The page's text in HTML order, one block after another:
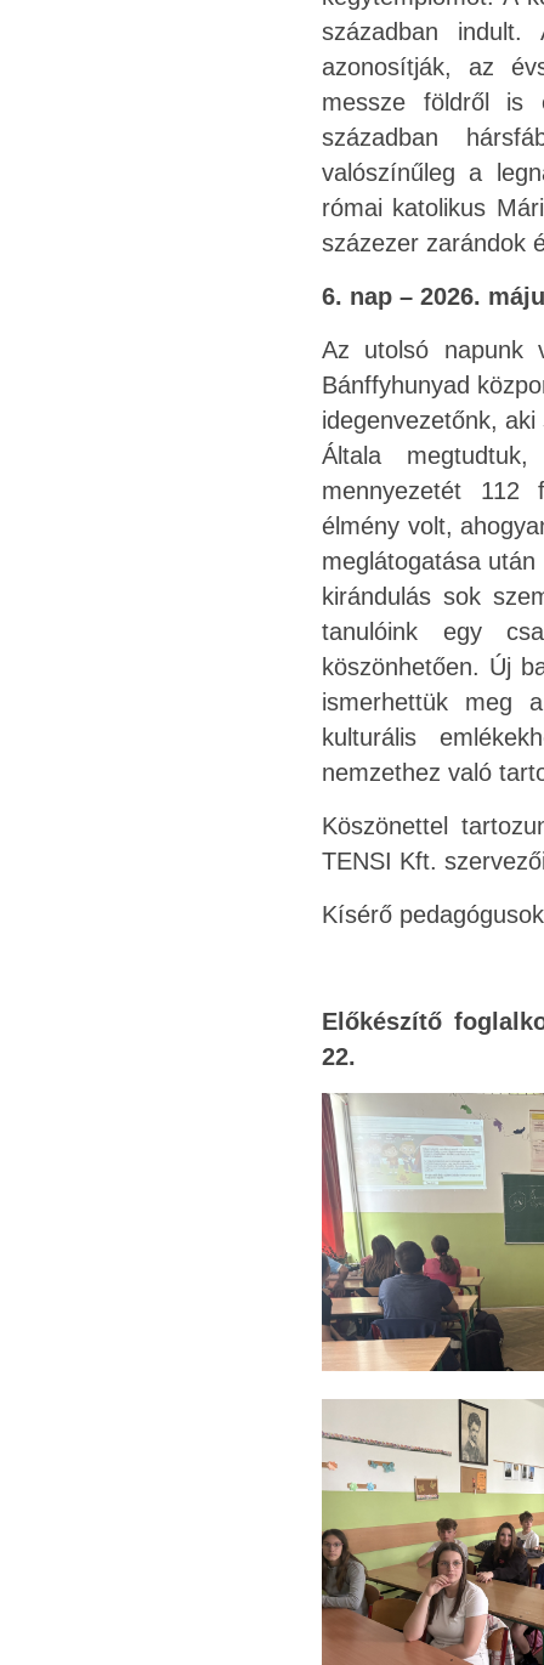
században indult.
azonosítják, az
messze földről is
században
valószínűleg a
római katolikus
százezer zarándok
6. nap – 2026.
Az utolsó napunk
Bánffyhunyad
idegenvezetőnk,
Általa
mennyezetét 112
élmény volt,
meglátogatása
kirándulás sok
tanulóink egy
köszönhetően. Új
ismerhettük meg
kulturális
nemzethez való
Köszönettel
TENSI Kft.
Kísérő
Előkészítő
22.